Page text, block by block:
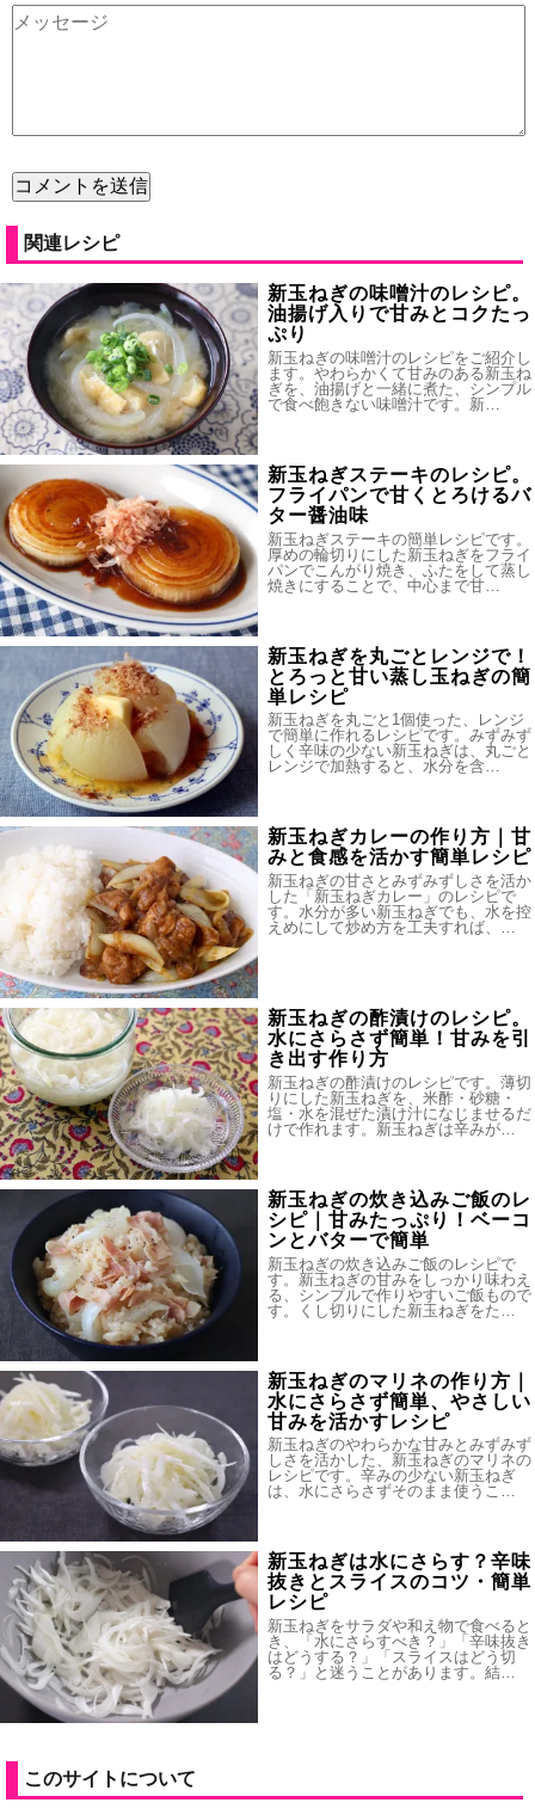
関連レシピ
新玉ねぎの味噌汁のレシピ。
油揚げ入りで甘みとコクたっ
ぷり
新玉ねぎの味噌汁のレシピをご紹介し
ます。やわらかくて甘みのある新玉ね
ぎを、油揚げと一緒に煮た、シンプル
で食べ飽きない味噌汁です。新…
新玉ねぎステーキのレシピ。
フライパンで甘くとろけるバ
ター醤油味
新玉ねぎステーキの簡単レシピです。
厚めの輪切りにした新玉ねぎをフライ
パンでこんがり焼き、ふたをして蒸し
焼きにすることで、中心まで甘…
新玉ねぎを丸ごとレンジで！
とろっと甘い蒸し玉ねぎの簡
単レシピ
新玉ねぎを丸ごと1個使った、レンジ
で簡単に作れるレシピです。みずみず
しく辛味の少ない新玉ねぎは、丸ごと
レンジで加熱すると、水分を含…
新玉ねぎカレーの作り方｜甘
みと食感を活かす簡単レシピ
新玉ねぎの甘さとみずみずしさを活か
した「新玉ねぎカレー」のレシピで
す。水分が多い新玉ねぎでも、水を控
えめにして炒め方を工夫すれば、…
新玉ねぎの酢漬けのレシピ。
水にさらさず簡単！甘みを引
き出す作り方
新玉ねぎの酢漬けのレシピです。薄切
りにした新玉ねぎを、米酢・砂糖・
塩・水を混ぜた漬け汁になじませるだ
けで作れます。新玉ねぎは辛みが…
新玉ねぎの炊き込みご飯のレ
シピ｜甘みたっぷり！ベーコ
ンとバターで簡単
新玉ねぎの炊き込みご飯のレシピで
す。新玉ねぎの甘みをしっかり味わえ
る、シンプルで作りやすいご飯もので
す。くし切りにした新玉ねぎをた…
新玉ねぎのマリネの作り方｜
水にさらさず簡単、やさしい
甘みを活かすレシピ
新玉ねぎのやわらかな甘みとみずみず
しさを活かした、新玉ねぎのマリネの
レシピです。辛みの少ない新玉ねぎ
は、水にさらさずそのまま使うこ…
新玉ねぎは水にさらす？辛味
抜きとスライスのコツ・簡単
レシピ
新玉ねぎをサラダや和え物で食べると
き、「水にさらすべき？」「辛味抜き
はどうする？」「スライスはどう切
る？」と迷うことがあります。結…
このサイトについて